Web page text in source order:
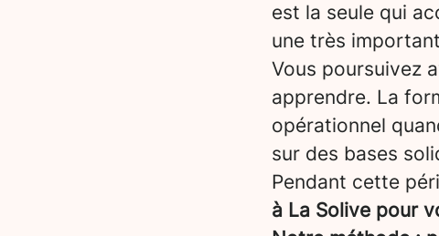
est la seule qui
une très
Vous poursuivez
apprendre. La
opérationnel
sur des bases
Pendant cette
à La Solive pour